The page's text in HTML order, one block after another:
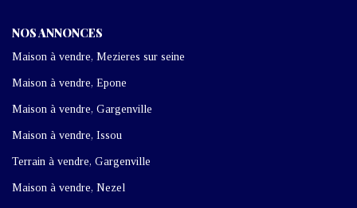
NOS ANNONCES
Maison à vendre, Mezieres sur seine
Maison à vendre, Epone
Maison à vendre, Gargenville
Maison à vendre, Issou
Terrain à vendre, Gargenville
Maison à vendre, Nezel